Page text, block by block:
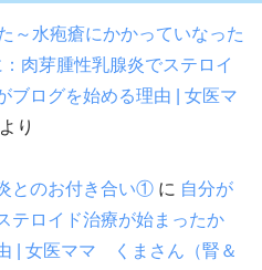
～水疱瘡にかかっていなった
肉芽腫性乳腺炎でステロイ
ブログを始める理由 | 女医マ
より
とのお付き合い① に 自分が
テロイド治療が始まったか
| 女医ママ くまさん（腎＆